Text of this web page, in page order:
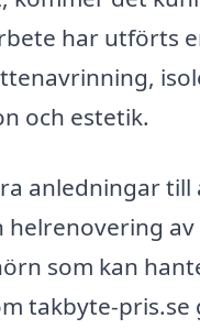
har utförts
och estetik.
anledningar
helrenovering
som kan
takbyte-